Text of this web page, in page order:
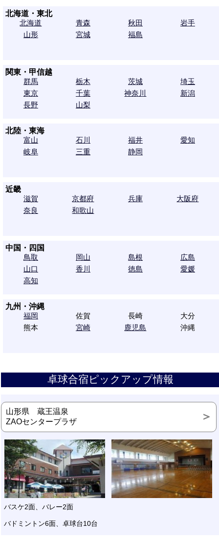
北海道・東北
北海道
青森 秋田
岩手
山形
宮城 福島
関東・甲信越
群馬
栃木 茨城
埼玉
東京
千葉 神奈川
新潟
長野
山梨
北陸・東海
富山
石川 福井
愛知
岐阜
三重 静岡
近畿
滋賀
京都府 兵庫
大阪府
奈良
和歌山
中国・四国
鳥取
岡山 島根
広島
山口
香川 徳島
愛媛
高知
九州・沖縄
福岡
佐賀 長崎
大分
熊本
宮崎 鹿児島 沖縄
卓球合宿ピックアップ情報
山形県 蔵王温泉
ZAOセンタープラザ
バスケ2面、バレー2面
バドミントン6面、卓球台10台